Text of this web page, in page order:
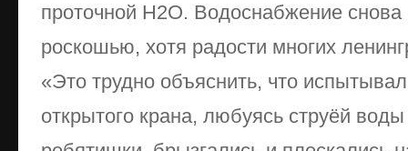
проточной Н2О. Водоснабжение снова
роскошью, хотя радости многих
«Это трудно объяснить, что
открытого крана, любуясь струёй